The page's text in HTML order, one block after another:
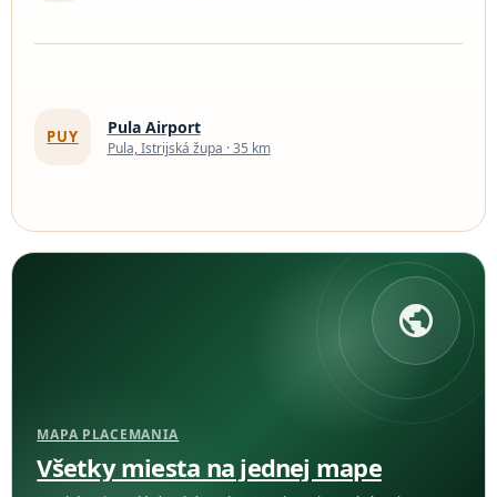
PUY Pula Airport
Pula, Istrijská župa · 35 km
public
MAPA PLACEMANIA
Všetky miesta na jednej mape